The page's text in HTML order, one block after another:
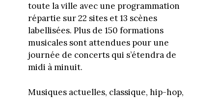
toute la ville avec une programmation
répartie sur 22 sites et 13 scènes
labellisées. Plus de 150 formations
musicales sont attendues pour une
journée de concerts qui s’étendra de
midi à minuit.
Musiques actuelles, classique, hip-hop,